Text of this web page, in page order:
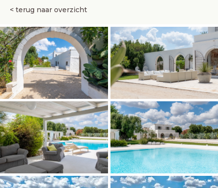
< terug naar overzicht